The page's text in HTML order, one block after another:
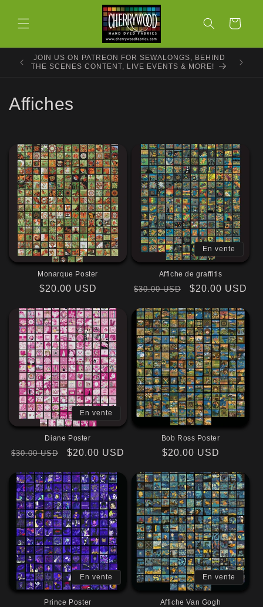
au
Panier
JOIN US ON PATREON FOR SEWALONGS, BEHIND
THE SCENES CONTENT, LIVE EVENTS & MORE!
C
e
c
i
Affiches
Monarque Poster
Prix
$20.00 USD
En vente
Affiche de graffitis
Prix
$30.00 USD
Prix
$20.00 USD
En vente
Diane Poster
Prix
$30.00 USD
Prix
$20.00 USD
Bob Ross Poster
Prix
$20.00 USD
En vente
Prince Poster
En vente
Affiche Van Gogh